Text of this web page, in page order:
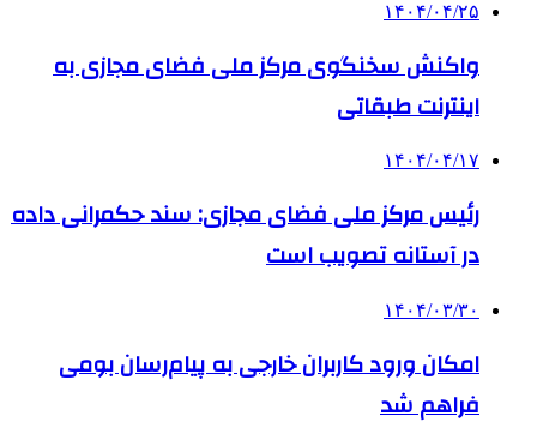
۱۴۰۴/۰۴/۲۵
واکنش سخنگوی مرکز ملی فضای مجازی به
اینترنت طبقاتی
۱۴۰۴/۰۴/۱۷
رئیس مرکز ملی فضای مجازی: سند حکمرانی داده
در آستانه تصویب است
۱۴۰۴/۰۳/۳۰
امکان ورود کاربران خارجی به پیام‌رسان بومی
فراهم شد